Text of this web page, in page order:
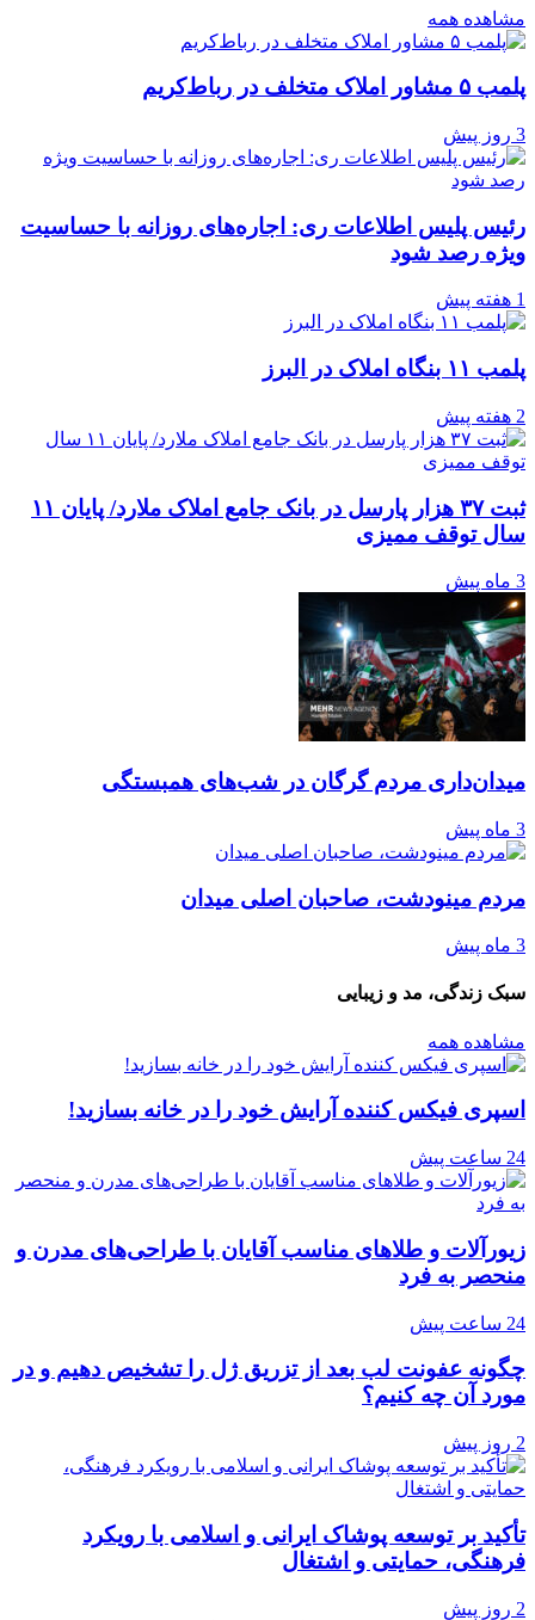
مشاهده همه
پلمب ۵ مشاور املاک متخلف در رباط‌کریم
3 روز پیش
رئیس پلیس اطلاعات ری: اجاره‌های روزانه با حساسیت
ویژه رصد شود
1 هفته پیش
پلمب ۱۱ بنگاه املاک در البرز
2 هفته پیش
ثبت ۳۷ هزار پارسل در بانک جامع املاک ملارد/ پایان ۱۱
سال توقف ممیزی
3 ماه پیش
میدان‌داری مردم گرگان در شب‌های همبستگی
3 ماه پیش
مردم مینودشت، صاحبان اصلی میدان
3 ماه پیش
سبک زندگی، مد و زیبایی
مشاهده همه
اسپری فیکس کننده آرایش خود را در خانه بسازید!
24 ساعت پیش
زیورآلات و طلاهای مناسب آقایان با طراحی‌های مدرن و
منحصر به فرد
24 ساعت پیش
چگونه عفونت لب بعد از تزریق ژل را تشخیص دهیم و در
مورد آن چه کنیم؟
2 روز پیش
تأکید بر توسعه پوشاک ایرانی و اسلامی با رویکرد
فرهنگی، حمایتی و اشتغال
2 روز پیش